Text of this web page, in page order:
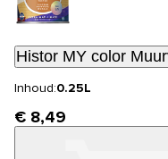
Histor MY color
Inhoud:0.25L
€ 8,49